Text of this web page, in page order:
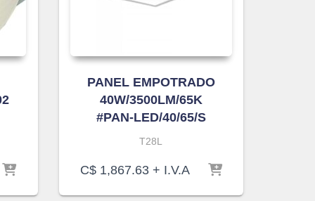
PANEL EMPOTRADO
40W/3500LM/65K
#PAN-LED/40/65/S
T28L
C$1,867.63+ I.V.A